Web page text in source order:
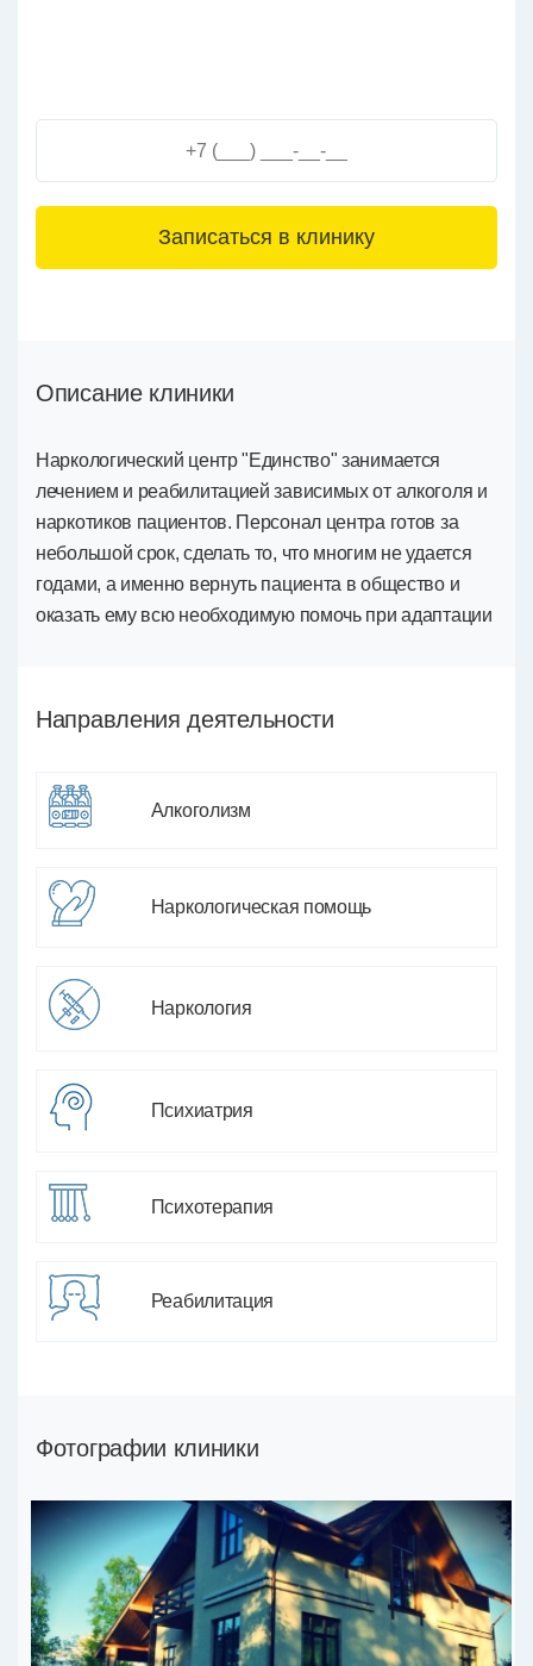
3+6=
Описание клиники
Наркологический центр "Единство" занимается
лечением и реабилитацией зависимых от алкоголя и
наркотиков пациентов. Персонал центра готов за
небольшой срок, сделать то, что многим не удается
годами, а именно вернуть пациента в общество и
оказать ему всю необходимую помочь при адаптации
Направления деятельности
Алкоголизм
Наркологическая помощь
Наркология
Психиатрия
Психотерапия
Реабилитация
Фотографии клиники